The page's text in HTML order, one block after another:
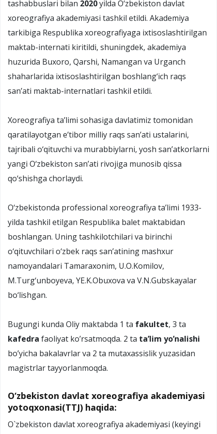
tashabbuslari bilan 2020yilda О‘zbekiston davlat
xoreografiya akademiyasi tashkil etildi. Akademiya
tarkibiga Respublika xoreografiyaga ixtisoslashtirilgan
maktab-internati kiritildi, shuningdek, akademiya
huzurida Buxoro, Qarshi, Namangan va Urganch
shaharlarida ixtisoslashtirilgan boshlang‘ich raqs
san’ati maktab-internatlari tashkil etildi.
Xoreografiya ta’limi sohasiga davlatimiz tomonidan
qaratilayotgan e’tibor milliy raqs san’ati ustalarini,
tajribali о‘qituvchi va murabbiylarni, yosh san’atkorlarni
yangi О‘zbekiston san’ati rivojiga munosib qissa
qо‘shishga chorlaydi.
О‘zbekistonda professional xoreografiya ta’limi 1933-
yilda tashkil etilgan Respublika balet maktabidan
boshlangan. Uning tashkilotchilari va birinchi
о‘qituvchilari о‘zbek raqs san’atining mashxur
namoyandalari Tamaraxonim, U.O.Komilov,
M.Turg‘unboyeva, YE.K.Obuxova va V.N.Gubskayalar
bо‘lishgan.
Bugungi kunda Oliy maktabda 1 ta fakultet, 3 ta
kafedra faoliyat ko’rsatmoqda. 2 ta ta’lim yo’nalishi
bo’yicha bakalavrlar va 2 ta mutaxassislik yuzasidan
magistrlar tayyorlanmoqda.
O‘zbekiston davlat xoreografiya akademiyasi
yotoqxonasi(TTJ) haqida:
О`zbekiston davlat xoreografiya akademiyasi (keyingi